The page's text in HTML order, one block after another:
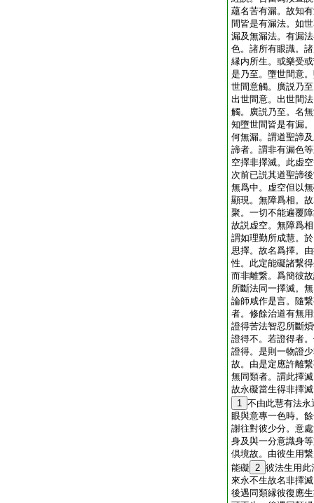
蘊名苦有漏。故知
間皆是有漏法。如
漏及無漏法。有漏
色。諸所有眼識。
縁内所生。或樂受
是乃至。墮世間意
世間意觸。廣説乃
出世間意。出世間
觸。廣説乃至。名
知墮世間皆是有漏
何無漏。謂道聖諦
諦者。謂非有漏色
空擇非擇滅。此虚
次前已説其道聖諦
無爲中。虚空但以
顯現。無障爲相。
聚。一切不能遍覆
故説虚空。無障爲
謂如理勤所成慧。
思擇。故名爲擇。
性。此定能礙諸繋
而非離繋。爲簡彼
所斷法同一擇滅。
論師咸作是言。隨
者。修餘治道有無
證得苦法智忍所斷
證得不。若證得者
證得。是則一物證
故。由是定應許離
無同類者。謂此擇
故永礙當生得非擇
1 不由此慧有法
眼與意專一色時。
謝往對彼少分。意
身及與一分意識身
倶境故。由彼生用
能礙 2 彼法生用此
來永不生故名非擇
後遇同類縁彼復應